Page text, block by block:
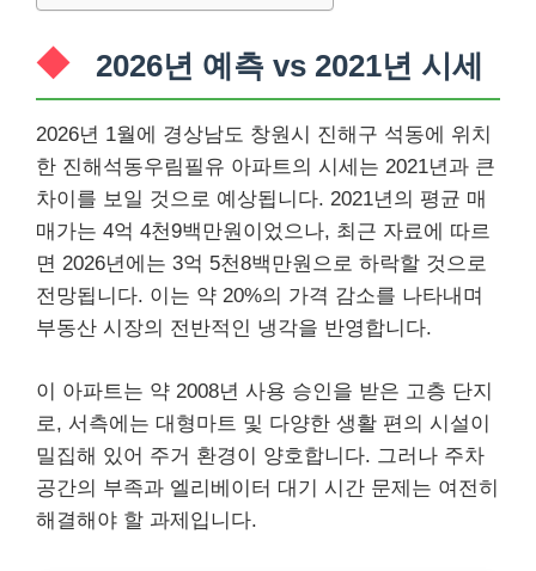
2026년 예측 vs 2021년 시세
2026년 1월에 경상남도 창원시 진해구 석동에 위치
한 진해석동우림필유 아파트의 시세는 2021년과 큰
차이를 보일 것으로 예상됩니다. 2021년의 평균 매
매가는 4억 4천9백만원이었으나, 최근 자료에 따르
면 2026년에는 3억 5천8백만원으로 하락할 것으로
전망됩니다. 이는 약 20%의 가격 감소를 나타내며
부동산 시장의 전반적인 냉각을 반영합니다.
이 아파트는 약 2008년 사용 승인을 받은 고층 단지
로, 서측에는 대형마트 및 다양한 생활 편의 시설이
밀집해 있어 주거 환경이 양호합니다. 그러나 주차
공간의 부족과 엘리베이터 대기 시간 문제는 여전히
해결해야 할 과제입니다.